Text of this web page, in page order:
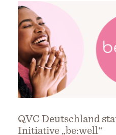
QVC Deutschland
Initiative „be:well“